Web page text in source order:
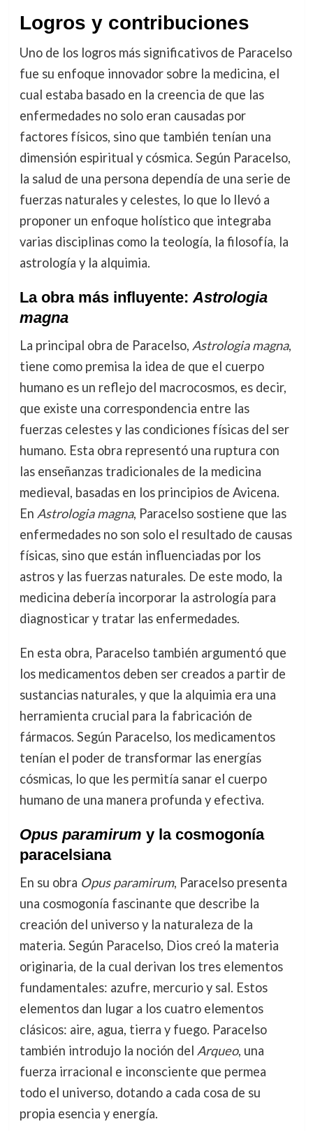
Logros y contribuciones
Uno de los logros más significativos de Paracelso
fue su enfoque innovador sobre la medicina, el
cual estaba basado en la creencia de que las
enfermedades no solo eran causadas por
factores físicos, sino que también tenían una
dimensión espiritual y cósmica. Según Paracelso,
la salud de una persona dependía de una serie de
fuerzas naturales y celestes, lo que lo llevó a
proponer un enfoque holístico que integraba
varias disciplinas como la teología, la filosofía, la
astrología y la alquimia.
La obra más influyente:Astrologia
magna
La principal obra de Paracelso, Astrologia magna,
tiene como premisa la idea de que el cuerpo
humano es un reflejo del macrocosmos, es decir,
que existe una correspondencia entre las
fuerzas celestes y las condiciones físicas del ser
humano. Esta obra representó una ruptura con
las enseñanzas tradicionales de la medicina
medieval, basadas en los principios de Avicena.
En Astrologia magna, Paracelso sostiene que las
enfermedades no son solo el resultado de causas
físicas, sino que están influenciadas por los
astros y las fuerzas naturales. De este modo, la
medicina debería incorporar la astrología para
diagnosticar y tratar las enfermedades.
En esta obra, Paracelso también argumentó que
los medicamentos deben ser creados a partir de
sustancias naturales, y que la alquimia era una
herramienta crucial para la fabricación de
fármacos. Según Paracelso, los medicamentos
tenían el poder de transformar las energías
cósmicas, lo que les permitía sanar el cuerpo
humano de una manera profunda y efectiva.
Opus paramirum y la cosmogonía
paracelsiana
En su obra Opus paramirum, Paracelso presenta
una cosmogonía fascinante que describe la
creación del universo y la naturaleza de la
materia. Según Paracelso, Dios creó la materia
originaria, de la cual derivan los tres elementos
fundamentales: azufre, mercurio y sal. Estos
elementos dan lugar a los cuatro elementos
clásicos: aire, agua, tierra y fuego. Paracelso
también introdujo la noción del Arqueo, una
fuerza irracional e inconsciente que permea
todo el universo, dotando a cada cosa de su
propia esencia y energía.